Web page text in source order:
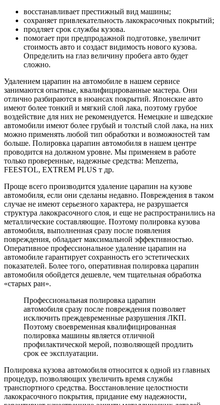
восстанавливает престижный вид машины;
сохраняет привлекательность лакокрасочных покрытий;
продляет срок службы кузова.
помогает при предпродажной подготовке, увеличит
стоимость авто и создаст видимость нового кузова.
Определить на глаз величину пробега авто будет
сложно.
Удалением царапин на автомобиле в нашем сервисе
занимаются опытные, квалифицированные мастера. Они
отлично разбираются в нюансах покрытий. Японские авто
имеют более тонкий и мягкий слой лака, поэтому грубое
воздействие для них не рекомендуется. Немецкие и шведские
автомобили имеют более грубый и толстый слой лака, на них
можно применять любой тип обработки и возможностей там
больше. Полировка царапин автомобиля в нашем центре
проводится на должном уровне. Мы применяем в работе
только проверенные, надежные средства: Menzerna,
FEESTOL, EXTREM PLUS т др.
Проще всего производится удаление царапин на кузове
автомобиля, если они сделаны недавно. Повреждения в таком
случае не имеют серьезного характера, не разрушается
структура лакокрасочного слоя, и еще не распространились на
металлические составляющие. Поэтому полировка кузова
автомобиля, выполненная сразу после появления
повреждения, обладает максимальной эффективностью.
Оперативное профессиональное удаление царапин на
автомобиле гарантирует сохранность его эстетических
показателей. Более того, оперативная полировка царапин
автомобиля обойдется дешевле, чем тщательная обработка
«старых ран».
Профессиональная полировка царапин
автомобиля сразу после повреждения позволяет
исключить преждевременные разрушения ЛКП.
Поэтому своевременная квалифицированная
полировка машины является отличной
профилактической мерой, позволяющей продлить
срок ее эксплуатации.
Полировка кузова автомобиля относится к одной из главных
процедур, позволяющих увеличить время службы
транспортного средства. Восстановление целостности
лакокрасочного покрытия, придание ему надежности,